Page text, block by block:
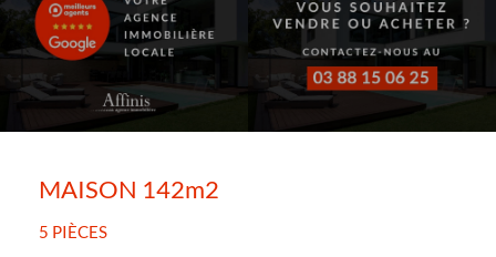
MAISON 142m2
5 PIÈCES